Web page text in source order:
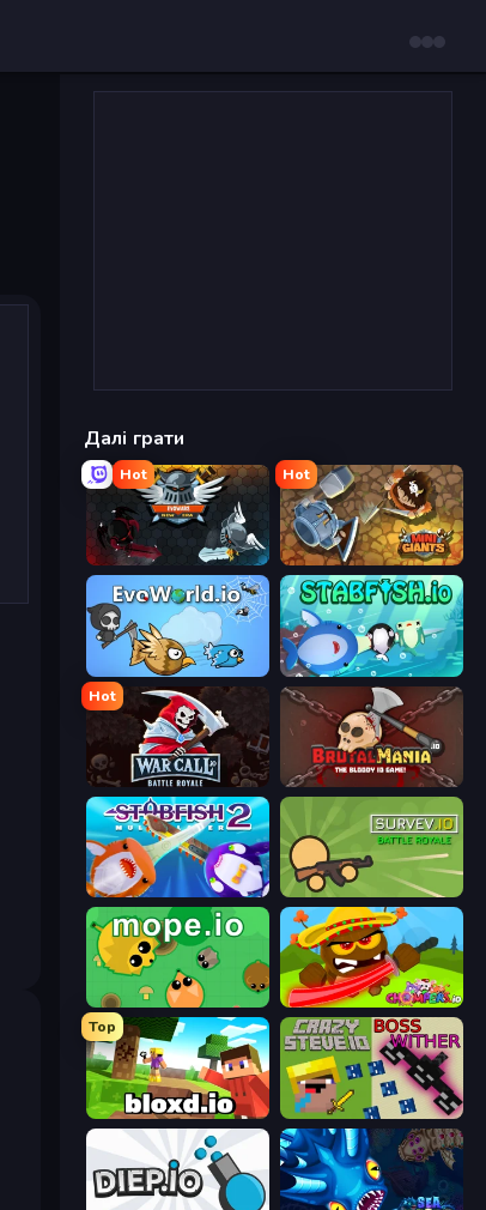
Далі грати
Hot
EvoWars.io
Hot
MiniGiants.io
Stabfish.io
Hot
WarCall.io BrutalMania.io (Brutal Mania)
Stabfish 2 Survev.io
Mope.io Chompers.io
Top
Bloxd.io CrazySteve.io